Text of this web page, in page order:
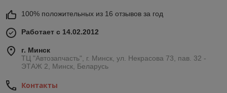
100% положительных из 16 отзывов за год
Работает с 14.02.2012
г. Минск
ТЦ "Автозапчасть", г. Минск, ул. Некрасова 73, пав. 32 -
ЭТАЖ 2, Минск, Беларусь
Контакты